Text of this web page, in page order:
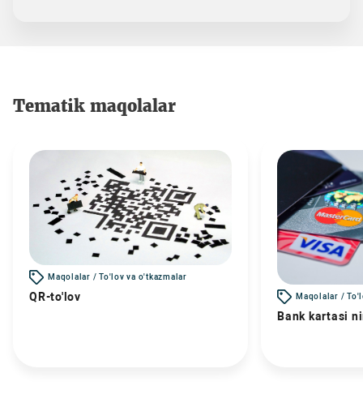
Tematik maqolalar
Maqolalar / To'lov va o'tkazmalar
QR-to'lov Maqolalar /
Bank kartasi